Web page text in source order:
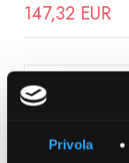
Privola
147,32 EUR
Detalji